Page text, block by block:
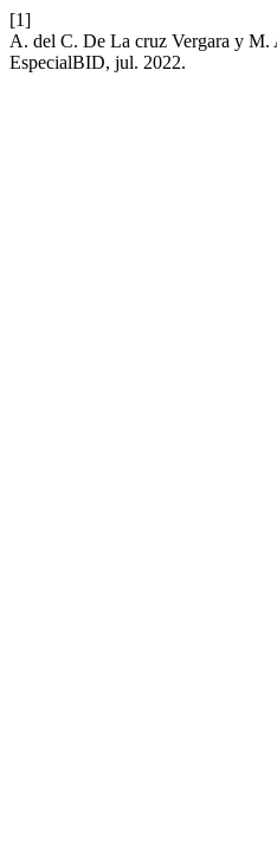
[1]
A. del C. De La cruz Vergara y
EspecialBID, jul. 2022.